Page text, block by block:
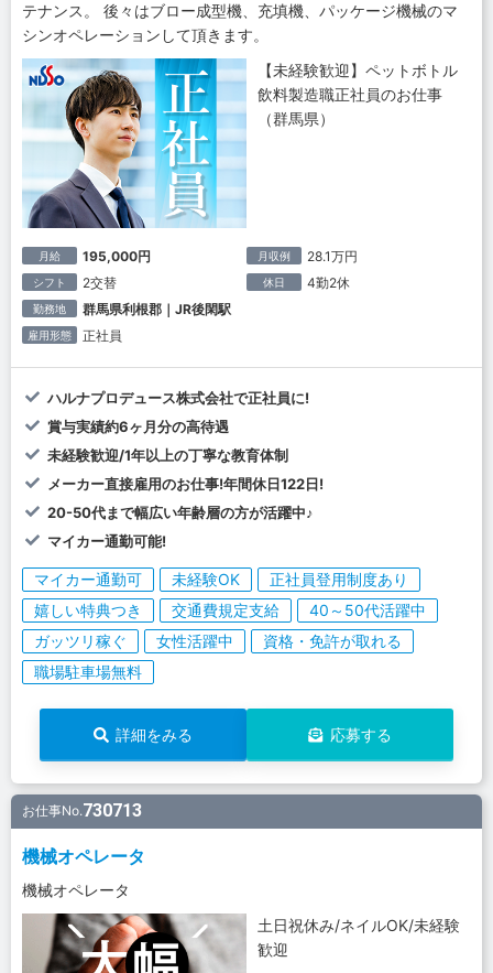
テナンス。 後々はブロー成型機、充填機、パッケージ機械のマ
シンオペレーションして頂きます。
【未経験歓迎】ペットボトル
飲料製造職正社員のお仕事
（群馬県）
月給 195,000円 月収例 28.1万円
シフト 2交替 休日 4勤2休
勤務地 群馬県利根郡｜JR後閑駅
雇用形態 正社員
ハルナプロデュース株式会社で正社員に!
賞与実績約6ヶ月分の高待遇
未経験歓迎/1年以上の丁寧な教育体制
メーカー直接雇用のお仕事!年間休日122日!
20-50代まで幅広い年齢層の方が活躍中♪
マイカー通勤可能!
マイカー通勤可 未経験OK
正社員登用制度あり
嬉しい特典つき
交通費規定支給
40～50代活躍中
ガッツリ稼ぐ
女性活躍中
資格・免許が取れる
職場駐車場無料
詳細をみる 応募する
お仕事No.730713
機械オペレータ
機械オペレータ
土日祝休み/ネイルOK/未経験
歓迎